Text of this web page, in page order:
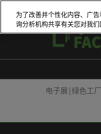
接
跳
容
电子展|绿色工
为了改善并个性化内容、广
询分析机构共享有关您对我们